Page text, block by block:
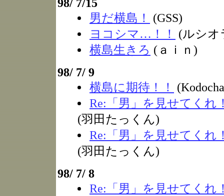
98/ 7/15
男だ横島！
(GSS)
ヨコシマ…！！
(ルシオ
横島生きろ (ａｉｎ)
98/ 7/ 9
横島に期待！！
Re:「男」を見せてくれ
(羽田たっくん)
Re:「男」を見せてくれ
(羽田たっくん)
98/ 7/ 8
Re:「男」を見せてくれ